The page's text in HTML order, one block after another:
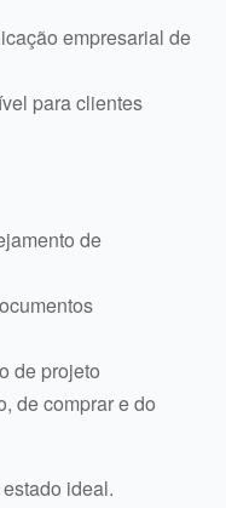
empresarial de
para clientes
de
de projeto
de comprar e do
ideal.